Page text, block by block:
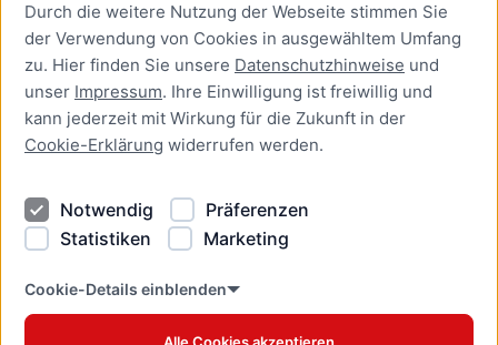
Durch die weitere Nutzung der Webseite stimmen Sie
der Verwendung von Cookies in ausgewähltem Umfang
zu. Hier finden Sie unsere Datenschutzhinweise und
unser Impressum. Ihre Einwilligung ist freiwillig und
kann jederzeit mit Wirkung für die Zukunft in der
Cookie-Erklärung widerrufen werden.
Notwendig
Präferenzen
Statistiken
Marketing
Cookie-Details einblenden
Presse
Newsletter Lübeck:kompakt
Kontakt
Kontakt
Datenschutzhinweise
Barrierefreiheit
Cookie Erklärung